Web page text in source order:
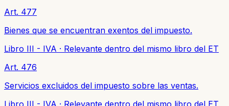
Art. 477
Bienes que se encuentran exentos del impuesto.
Libro III - IVA · Relevante dentro del mismo libro del ET
Art. 476
Servicios excluidos del impuesto sobre las ventas.
Libro III - IVA · Relevante dentro del mismo libro del ET